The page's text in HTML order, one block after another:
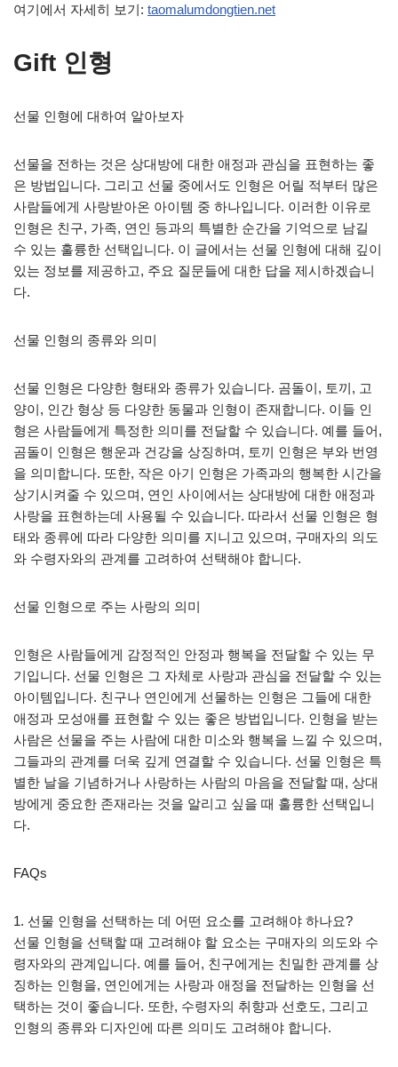
여기에서 자세히 보기: taomalumdongtien.net
Gift 인형
선물 인형에 대하여 알아보자
선물을 전하는 것은 상대방에 대한 애정과 관심을 표현하는 좋
은 방법입니다. 그리고 선물 중에서도 인형은 어릴 적부터 많은
사람들에게 사랑받아온 아이템 중 하나입니다. 이러한 이유로
인형은 친구, 가족, 연인 등과의 특별한 순간을 기억으로 남길
수 있는 훌륭한 선택입니다. 이 글에서는 선물 인형에 대해 깊이
있는 정보를 제공하고, 주요 질문들에 대한 답을 제시하겠습니
다.
선물 인형의 종류와 의미
선물 인형은 다양한 형태와 종류가 있습니다. 곰돌이, 토끼, 고
양이, 인간 형상 등 다양한 동물과 인형이 존재합니다. 이들 인
형은 사람들에게 특정한 의미를 전달할 수 있습니다. 예를 들어,
곰돌이 인형은 행운과 건강을 상징하며, 토끼 인형은 부와 번영
을 의미합니다. 또한, 작은 아기 인형은 가족과의 행복한 시간을
상기시켜줄 수 있으며, 연인 사이에서는 상대방에 대한 애정과
사랑을 표현하는데 사용될 수 있습니다. 따라서 선물 인형은 형
태와 종류에 따라 다양한 의미를 지니고 있으며, 구매자의 의도
와 수령자와의 관계를 고려하여 선택해야 합니다.
선물 인형으로 주는 사랑의 의미
인형은 사람들에게 감정적인 안정과 행복을 전달할 수 있는 무
기입니다. 선물 인형은 그 자체로 사랑과 관심을 전달할 수 있는
아이템입니다. 친구나 연인에게 선물하는 인형은 그들에 대한
애정과 모성애를 표현할 수 있는 좋은 방법입니다. 인형을 받는
사람은 선물을 주는 사람에 대한 미소와 행복을 느낄 수 있으며,
그들과의 관계를 더욱 깊게 연결할 수 있습니다. 선물 인형은 특
별한 날을 기념하거나 사랑하는 사람의 마음을 전달할 때, 상대
방에게 중요한 존재라는 것을 알리고 싶을 때 훌륭한 선택입니
다.
FAQs
1. 선물 인형을 선택하는 데 어떤 요소를 고려해야 하나요?
선물 인형을 선택할 때 고려해야 할 요소는 구매자의 의도와 수
령자와의 관계입니다. 예를 들어, 친구에게는 친밀한 관계를 상
징하는 인형을, 연인에게는 사랑과 애정을 전달하는 인형을 선
택하는 것이 좋습니다. 또한, 수령자의 취향과 선호도, 그리고
인형의 종류와 디자인에 따른 의미도 고려해야 합니다.